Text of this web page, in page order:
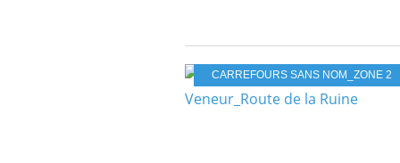
CARREFOURS SANS NOM_ZONE 2